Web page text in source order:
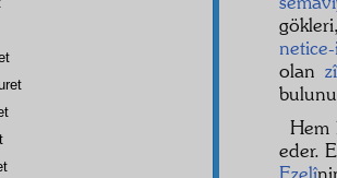
olan
Hem
eder.
Ezelî